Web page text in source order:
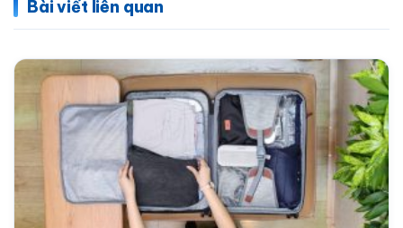
Bài viết liên quan